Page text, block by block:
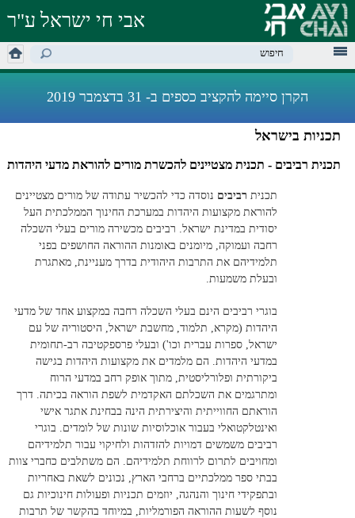
לתוכן
העיקרי
אבי חי ישראל ע"ר
מילות מפתח לחיפוש
הקרן סיימה להקציב כספים ב- 31 בדצמבר 2019
תכניות בישראל
תכנית רביבים - תכנית מצטיינים להכשרת מורים להוראת מדעי היהדות
תכנית רביבים נוסדה כדי להכשיר עתודה של מורים מצטיינים
להוראת מקצועות היהדות במערכת החינוך הממלכתית העל
יסודית במדינת ישראל. רביבים מכשירה מורים בעלי השכלה
רחבה ועמוקה, מיומנים באומנות ההוראה החושפים בפני
תלמידיהם את התרבות היהודית בדרך מעניינת, מאתגרת
ובעלת משמעות.
בוגרי רביבים הינם בעלי השכלה רחבה במקצוע אחד של מדעי
היהדות (מקרא, תלמוד, מחשבת ישראל, היסטוריה של עם
ישראל, ספרות עברית וכו') ובעלי פרספקטיבה רב-תחומית
במדעי היהדות. הם מלמדים את מקצועות היהדות בגישה
ביקורתית ופלורליסטית, מתוך אופק רחב במדעי הרוח
ומתרגמים את השכלתם האקדמית לשפת הוראה בכיתה. דרך
הוראתם החווייתית והיצירתית הינה בבחינת אתגר אישי
ואינטלקטואלי בעבור אוכלוסיות שונות של לומדים. בוגרי
רביבים משמשים דמויות להזדהות ולחיקוי עבור תלמידיהם
ומחויבים לתרום לרווחת תלמידיהם. הם משתלבים כחברי צוות
בבתי ספר ממלכתיים ברחבי הארץ, נכונים לשאת באחריות
ובתפקידי חינוך והנהגה, יוזמים תכניות ופעולות חינוכיות גם
נוסף לשעות ההוראה הפורמליות, במיוחד בהקשר של תרבות